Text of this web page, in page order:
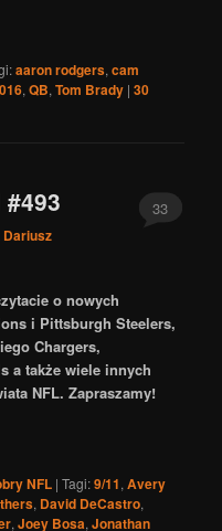
aaron rodgers,cam
,QB,Tom Brady |30
Dariusz
33
o nowych
i Pittsburgh Steelers,
Chargers,
a także wiele innych
NFL. Zapraszamy!
NFL |Tagi:9/11,Avery
, David DeCastro,
,Joey Bosa,Jonathan